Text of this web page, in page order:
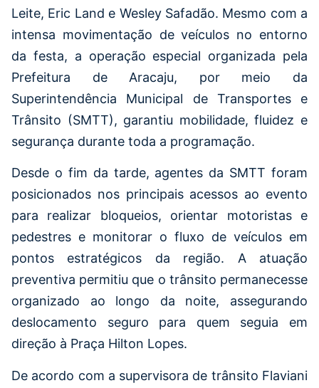
Leite, Eric Land e Wesley Safadão. Mesmo com a
intensa movimentação de veículos no entorno
da festa, a operação especial organizada pela
Prefeitura de Aracaju, por meio da
Superintendência Municipal de Transportes e
Trânsito (SMTT), garantiu mobilidade, fluidez e
segurança durante toda a programação.
Desde o fim da tarde, agentes da SMTT foram
posicionados nos principais acessos ao evento
para realizar bloqueios, orientar motoristas e
pedestres e monitorar o fluxo de veículos em
pontos estratégicos da região. A atuação
preventiva permitiu que o trânsito permanecesse
organizado ao longo da noite, assegurando
deslocamento seguro para quem seguia em
direção à Praça Hilton Lopes.
De acordo com a supervisora de trânsito Flaviani